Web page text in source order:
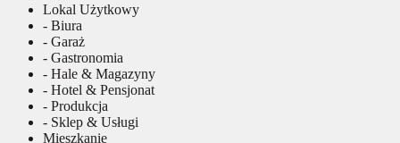
Lokal Użytkowy
- Biura
- Garaż
- Gastronomia
- Hale & Magazyny
- Hotel & Pensjonat
- Produkcja
- Sklep & Usługi
Mieszkanie